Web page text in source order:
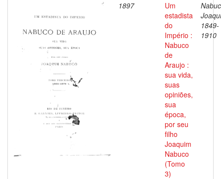
1897
Um
estadista
do
Império :
Nabuco
de
Araujo :
sua vida,
suas
opiniões,
sua
época,
por seu
filho
Joaquim
Nabuco
(Tomo
3)
1849-
1910